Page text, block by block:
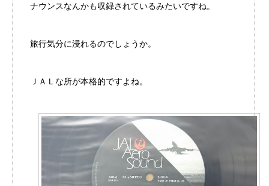
ナウンスなんかも収録されているみたいですね。
旅行気分に浸れるのでしょうか。
ＪＡＬな所が本格的ですよね。